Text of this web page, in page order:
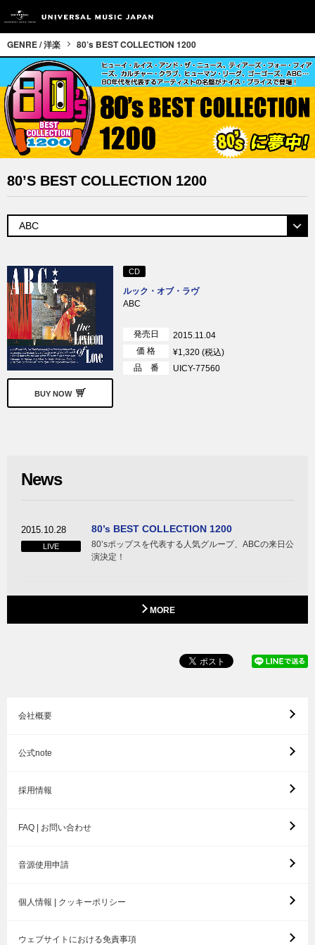
GENRE / 洋楽 80’s BEST COLLECTION 1200
80’s BEST COLLECTION 1200
BUY NOW
CD
ルック・オブ・ラヴ
ABC
発売日
2015.11.04
価 格
¥1,320 (税込)
品 番
UICY-77560
News
2015.10.28
LIVE
80’s BEST COLLECTION 1200
80’sポップスを代表する人気グループ、ABCの来日公
演決定！
MORE
会社概要
公式note
採用情報
FAQ | お問い合わせ
音源使用申請
個人情報 | クッキーポリシー
ウェブサイトにおける免責事項